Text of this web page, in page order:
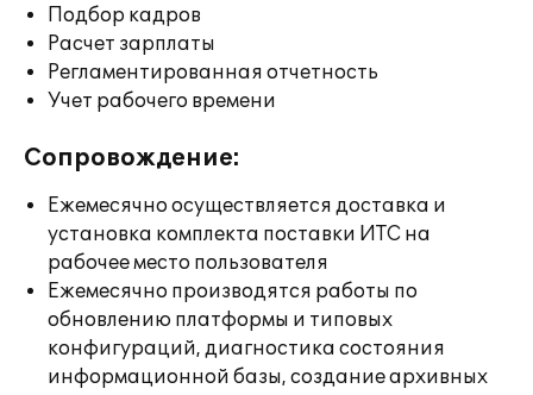
Подбор кадров
Расчет зарплаты
Регламентированная отчетность
Учет рабочего времени
Сопровождение:
Ежемесячно осуществляется доставка и
установка комплекта поставки ИТС на
рабочее место пользователя
Ежемесячно производятся работы по
обновлению платформы и типовых
конфигураций, диагностика состояния
информационной базы, создание архивных